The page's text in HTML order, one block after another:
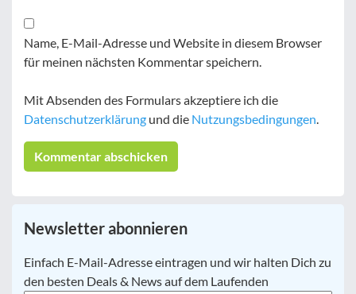
Name, E-Mail-Adresse und Website in diesem Browser
für meinen nächsten Kommentar speichern.
Mit Absenden des Formulars akzeptiere ich die
Datenschutzerklärung und die Nutzungsbedingungen.
Newsletter abonnieren
E-
Mail *
Einfach E-Mail-Adresse eintragen und wir halten Dich zu
den besten Deals & News auf dem Laufenden